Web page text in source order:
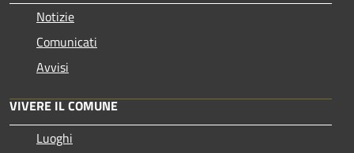
Notizie
Comunicati
Avvisi
VIVERE IL COMUNE
Luoghi